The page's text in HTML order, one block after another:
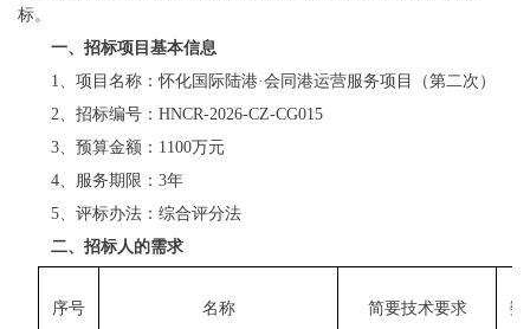
标。
一、招标项目基本信息
1、项目名称：怀化国际陆港·会同港运营服务项目（第二次）
2、招标编号：HNCR-2026-CZ-CG015
3、预算金额：1100万元
4、服务期限：3年
5、评标办法：综合评分法
二、招标人的需求
序号 名称 简要技术要求 数